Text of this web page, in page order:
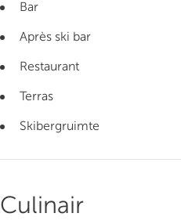
Bar
Après ski bar
Restaurant
Terras
Skibergruimte
Culinair